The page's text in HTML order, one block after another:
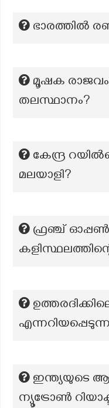
ഭാരത്തിൽ
മൂഷക
തലസ്ഥാനം?
കേന്ദ്ര
മലയാളി?
ഫ്രഞ്ച്
ഇന്ത്യയുടെ
ന്യൂട്രോൺ